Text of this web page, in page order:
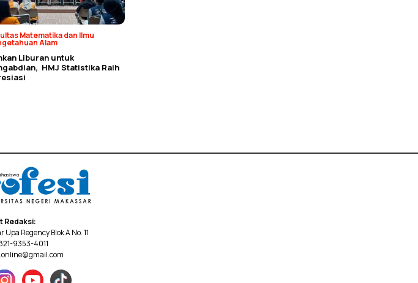
Matematika dan Ilmu
Alam
Liburan untuk
HMJ Statistika Raih
Redaksi:
Regency Blok A No. 11
9353-4011